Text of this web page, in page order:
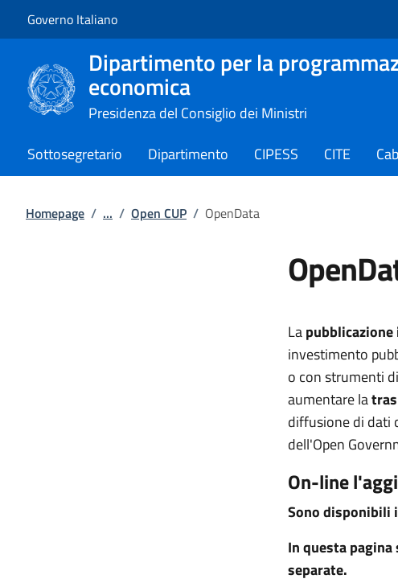
Governo Italiano
Dipartimento per la
economica
Presidenza del Consiglio dei Ministri
Sottosegretario Dipartimento CIPESS CITE
Homepage / ... / Open CUP / OpenData
La
investimento
o con strumenti
aumentare la
diffusione di dati
dell'Open
On-line
Sono disponibili
In questa
separate.